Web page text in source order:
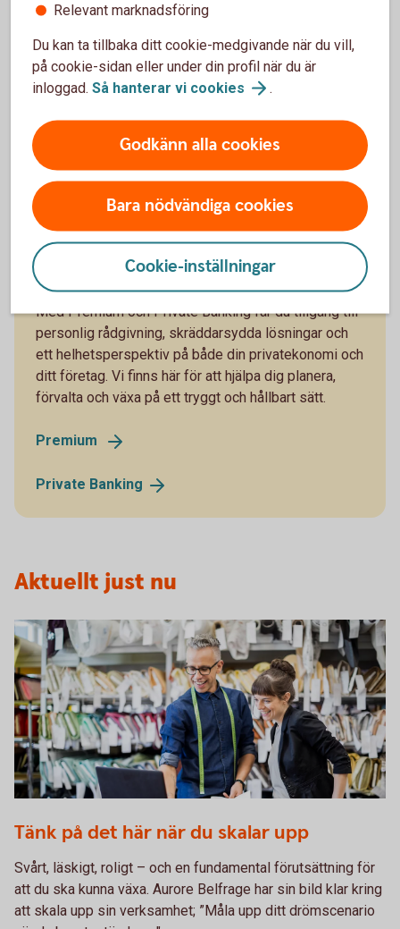
Premium och Private Banking
För dig som vill ha mer
Med Premium och Private Banking får du tillgång till
personlig rådgivning, skräddarsydda lösningar och
ett helhetsperspektiv på både din privatekonomi och
ditt företag. Vi finns här för att hjälpa dig planera,
förvalta och växa på ett tryggt och hållbart sätt.
Premium
Private Banking
Aktuellt just nu
Tänk på det här när du skalar upp
Svårt, läskigt, roligt – och en fundamental förutsättning för
att du ska kunna växa. Aurore Belfrage har sin bild klar kring
att skala upp sin verksamhet; ”Måla upp ditt drömscenario
Relevant marknadsföring
Du kan ta tillbaka ditt cookie-medgivande när du vill,
på cookie-sidan eller under din profil när du är
inloggad. Så hanterar vi cookies .
Godkänn alla cookies
Bara nödvändiga cookies
Cookie-inställningar